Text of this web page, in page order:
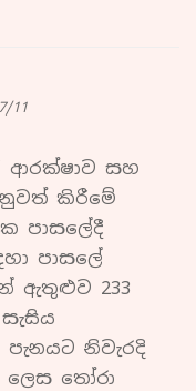
11
ආරක්ෂාව සහ
කිරීමේ
පාසලේදී
පාසලේ
ඇතුළුව 233
නිවැරදි
තෝරා